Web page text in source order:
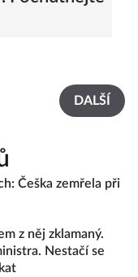
DALŠÍ
Češka zemřela při
z něj zklamaný.
Nestačí se